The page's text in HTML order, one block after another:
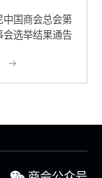
中国商会总会第
会选举结果通告